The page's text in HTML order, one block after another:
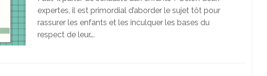
expertes, il est primordial d’aborder le sujet tôt pour
rassurer les enfants et les inculquer les bases du
respect de leur….